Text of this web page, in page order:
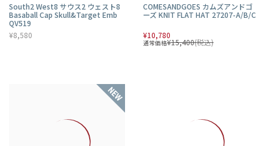
South2 West8 サウス2 ウェスト8
Basaball Cap Skull&Target Emb
QV519
¥8,580
COMESANDGOES カムズアンドゴ
ーズ KNIT FLAT HAT 27207-A/B/C
¥10,780
通常価格¥15,400(税込)